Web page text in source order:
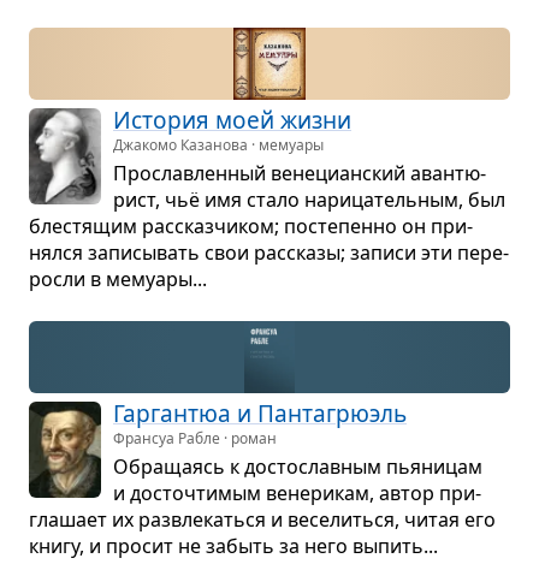
Исто­рия моей жизни
Джакомо Казанова · мемуары
Про­слав­лен­ный вене­ци­ан­ский аван­тю­
рист, чьё имя стало нари­ца­тель­ным, был
бле­стя­щим рас­сказ­чи­ком; посте­пенно он при­
нялся запи­сы­вать свои рас­сказы; записи эти пере­
росли в мему­ары...
Гар­ган­тюа и Пан­та­грюэль
Франсуа Рабле · роман
Обра­ща­ясь к досто­слав­ным пья­ни­цам
и досто­чти­мым вене­ри­кам, автор при­
гла­шает их раз­вле­каться и весе­литься, читая его
книгу, и про­сит не забыть за него выпить...